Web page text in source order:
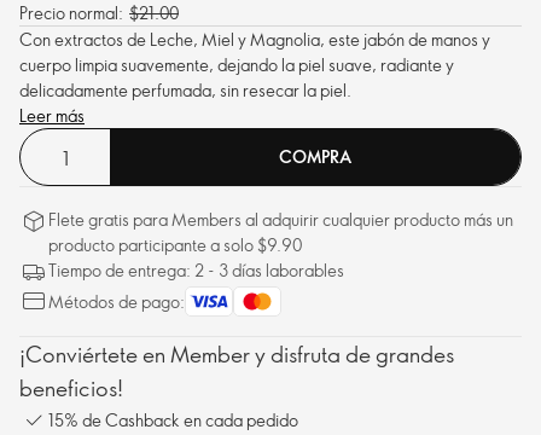
Precio normal: $21.00
Con extractos de Leche, Miel y Magnolia, este jabón de manos y
cuerpo limpia suavemente, dejando la piel suave, radiante y
delicadamente perfumada, sin resecar la piel.
Leer más
COMPRA
Flete gratis para Members al adquirir cualquier producto más un
producto participante a solo $9.90
Tiempo de entrega: 2 - 3 días laborables
Métodos de pago:
¡Conviértete en Member y disfruta de grandes
beneficios!
15% de Cashback en cada pedido